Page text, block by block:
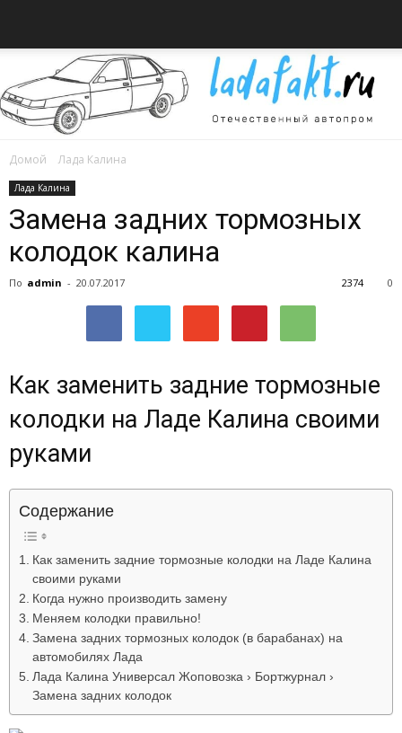
об
автомобилях
Лада
Домой Лада Калина
Лада Калина
Замена задних тормозных
колодок калина
По admin - 20.07.2017 0
2374
Как заменить задние тормозные
колодки на Ладе Калина своими
руками
Содержание
Как заменить задние тормозные колодки на Ладе Калина
своими руками
Когда нужно производить замену
Меняем колодки правильно!
Замена задних тормозных колодок (в барабанах) на
автомобилях Лада
Лада Калина Универсал Жоповозка › Бортжурнал ›
Замена задних колодок